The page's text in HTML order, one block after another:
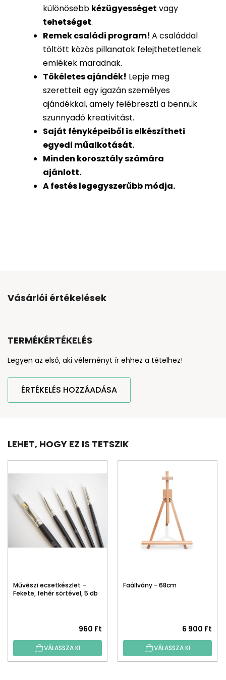
különösebb kézügyességet vagy
tehetséget.
Remek családi program! A családdal
töltött közös pillanatok felejthetetlenek
emlékek maradnak.
Tökéletes ajándék! Lepje meg
szeretteit egy igazán személyes
ajándékkal, amely felébreszti a bennük
szunnyadó kreativitást.
Saját fényképeiből iselkészítheti
egyedi műalkotását.
Minden korosztály számára
ajánlott.
A festés legegyszerűbb módja.
Vásárlói értékelések
TERMÉKÉRTÉKELÉS
Legyen az első, aki véleményt ír ehhez a tételhez!
ÉRTÉKELÉS HOZZÁADÁSA
LEHET, HOGY EZ IS TETSZIK
Művészi ecsetkészlet –
Fekete, fehér sörtével, 5 db
960 Ft
VÁLASSZA KI
Faállvány - 68cm
6 900 Ft
VÁLASSZA KI